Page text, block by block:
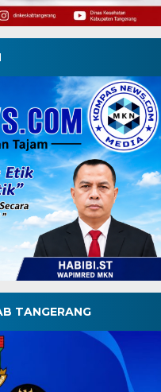
TANGERANG